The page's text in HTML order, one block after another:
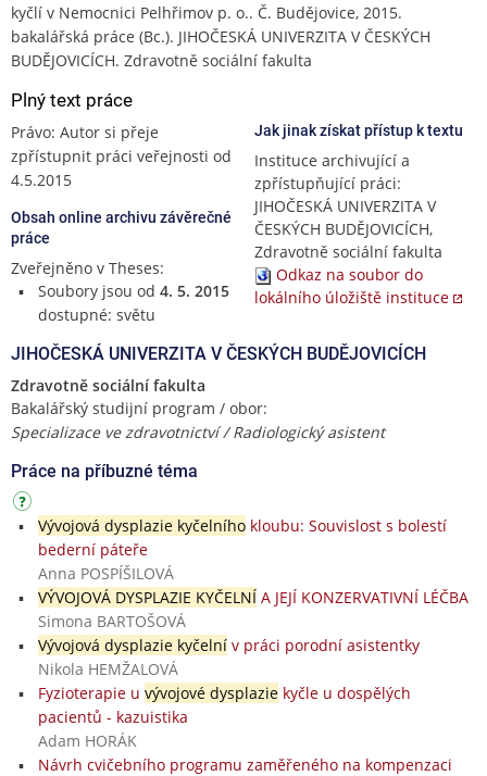
kyčlí v Nemocnici Pelhřimov p. o.. Č. Budějovice, 2015.
bakalářská práce (Bc.). JIHOČESKÁ UNIVERZITA V ČESKÝCH
BUDĚJOVICÍCH. Zdravotně sociální fakulta
Plný text práce
Právo: Autor si přeje
zpřístupnit práci veřejnosti od
4.5.2015
Obsah online archivu závěrečné
práce
Zveřejněno v Theses:
Soubory jsou od 4. 5. 2015
dostupné: světu
Jak jinak získat přístup k textu
Instituce archivující a
zpřístupňující práci:
JIHOČESKÁ UNIVERZITA V
ČESKÝCH BUDĚJOVICÍCH,
Zdravotně sociální fakulta
Odkaz na soubor do
lokálního úložiště instituce
JIHOČESKÁ UNIVERZITA V ČESKÝCH BUDĚJOVICÍCH
Zdravotně sociální fakulta
Bakalářský studijní program / obor:
Specializace ve zdravotnictví / Radiologický asistent
Práce na příbuzné téma
Vývojová dysplazie kyčelníhokloubu: Souvislost s bolestí
bederní páteře
Anna POSPÍŠILOVÁ
VÝVOJOVÁ DYSPLAZIE KYČELNÍA JEJÍ KONZERVATIVNÍ LÉČBA
Simona BARTOŠOVÁ
Vývojová dysplazie kyčelnív práci porodní asistentky
Nikola HEMŽALOVÁ
Fyzioterapie u vývojové dysplaziekyčle u dospělých
pacientů - kazuistika
Adam HORÁK
Návrh cvičebního programu zaměřeného na kompenzaci